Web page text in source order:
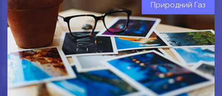
Природний Газ